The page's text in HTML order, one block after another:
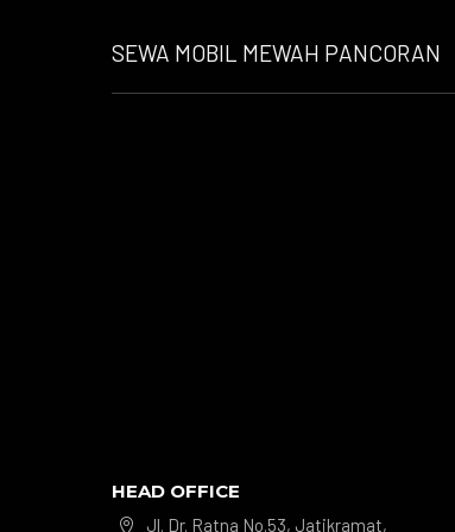
SEWA MOBIL MEWAH PANCORAN
HEAD OFFICE
 Jl. Dr. Ratna No.53, Jatikramat,